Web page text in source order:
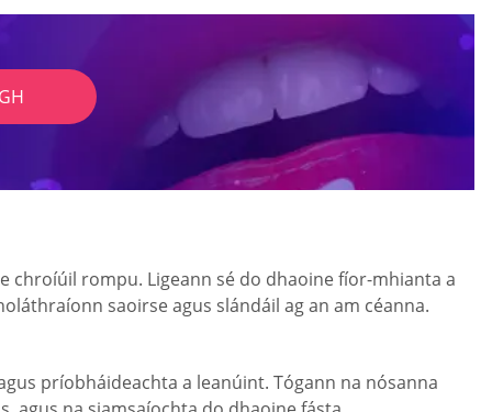
chroíúil rompu. Ligeann sé do dhaoine fíor-mhianta a
saoirse agus slándáil ag an am céanna.
príobháideachta a leanúint. Tógann na nósanna